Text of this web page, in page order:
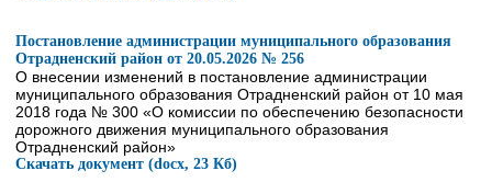
Постановление администрации муниципального образования
Отрадненский район от 20.05.2026 № 256
О внесении изменений в постановление администрации
муниципального образования Отрадненский район от 10 мая
2018 года № 300 «О комиссии по обеспечению безопасности
дорожного движения муниципального образования
Отрадненский район»
Скачать документ (docx, 23 Кб)